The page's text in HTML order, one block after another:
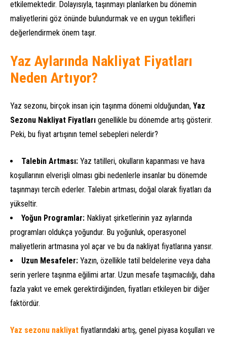
etkilemektedir. Dolayısıyla, taşınmayı planlarken bu dönemin
maliyetlerini göz önünde bulundurmak ve en uygun teklifleri
değerlendirmek önem taşır.
Yaz Aylarında Nakliyat Fiyatları
Neden Artıyor?
Yaz sezonu, birçok insan için taşınma dönemi olduğundan, Yaz
Sezonu Nakliyat Fiyatları genellikle bu dönemde artış gösterir.
Peki, bu fiyat artışının temel sebepleri nelerdir?
Talebin Artması: Yaz tatilleri, okulların kapanması ve hava
koşullarının elverişli olması gibi nedenlerle insanlar bu dönemde
taşınmayı tercih ederler. Talebin artması, doğal olarak fiyatları da
yükseltir.
Yoğun Programlar: Nakliyat şirketlerinin yaz aylarında
programları oldukça yoğundur. Bu yoğunluk, operasyonel
maliyetlerin artmasına yol açar ve bu da nakliyat fiyatlarına yansır.
Uzun Mesafeler: Yazın, özellikle tatil beldelerine veya daha
serin yerlere taşınma eğilimi artar. Uzun mesafe taşımacılığı, daha
fazla yakıt ve emek gerektirdiğinden, fiyatları etkileyen bir diğer
faktördür.
Yaz sezonu nakliyat fiyatlarındaki artış, genel piyasa koşulları ve